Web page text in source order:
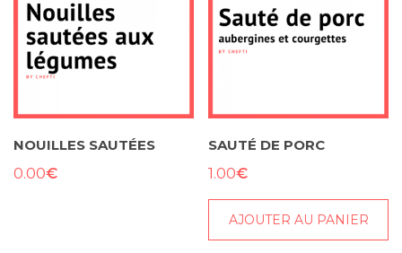
NOUILLES SAUTÉES
0.00€
SAUTÉ DE PORC
1.00€
AJOUTER AU PANIER